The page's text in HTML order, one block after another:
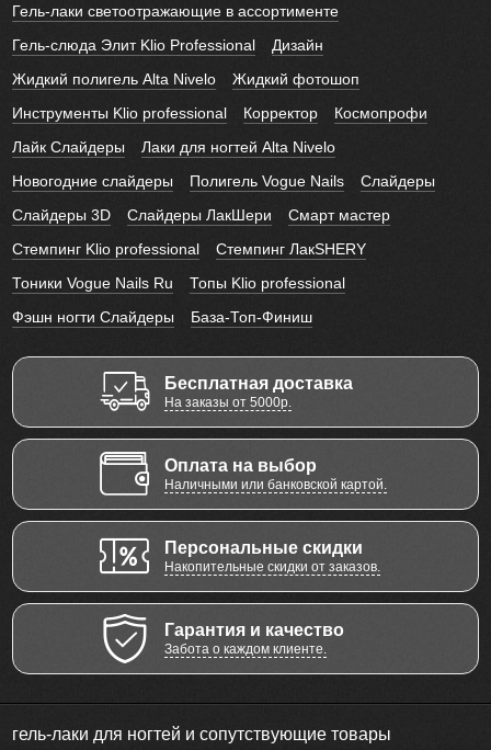
Гель-лаки светоотражающие в ассортименте
Гель-слюда Элит Klio Professional
Дизайн
Жидкий полигель Alta Nivelo
Жидкий фотошоп
Инструменты Klio professional
Корректор
Космопрофи
Лайк Слайдеры
Лаки для ногтей Alta Nivelo
Новогодние слайдеры
Полигель Vogue Nails
Слайдеры
Слайдеры 3D
Слайдеры ЛакШери
Смарт мастер
Стемпинг Klio professional
Стемпинг ЛакSHERY
Тоники Vogue Nails Ru
Топы Klio professional
Фэшн ногти Слайдеры
База-Топ-Финиш
Бесплатная доставка
На заказы от 5000р.
Оплата на выбор
Наличными или банковской картой.
Персональные скидки
Накопительные скидки от заказов.
Гарантия и качество
Забота о каждом клиенте.
гель-лаки для ногтей и сопутствующие товары